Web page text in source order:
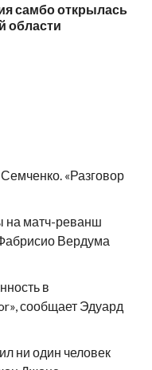
самбо открылась
области
«Разговор
на матч-реванш
Вердума
в
сообщает Эдуард
ни один человек